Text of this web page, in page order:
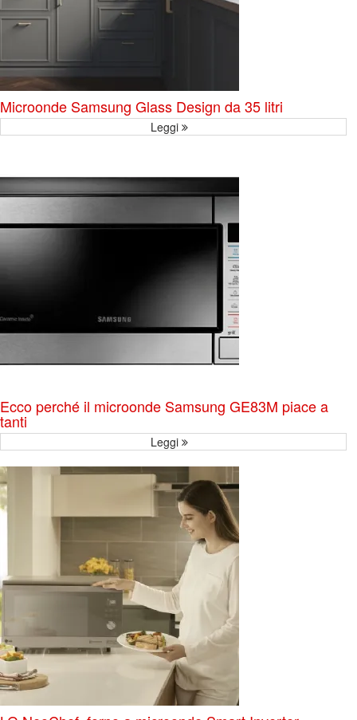
Microonde Samsung Glass Design da 35 litri
Leggi
Ecco perché il microonde Samsung GE83M piace a
tanti
Leggi